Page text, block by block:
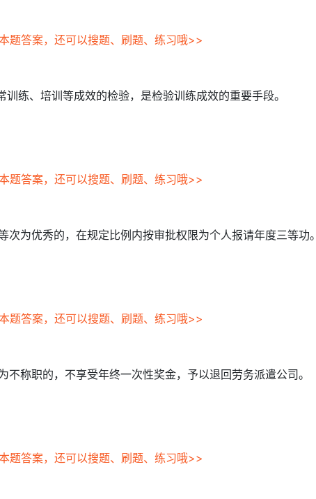
题答案，还可以搜题、刷题、练习哦>>
练、培训等成效的检验，是检验训练成效的重要手段。
题答案，还可以搜题、刷题、练习哦>>
为优秀的，在规定比例内按审批权限为个人报请年度三等功。
题答案，还可以搜题、刷题、练习哦>>
称职的，不享受年终一次性奖金，予以退回劳务派遣公司。
题答案，还可以搜题、刷题、练习哦>>